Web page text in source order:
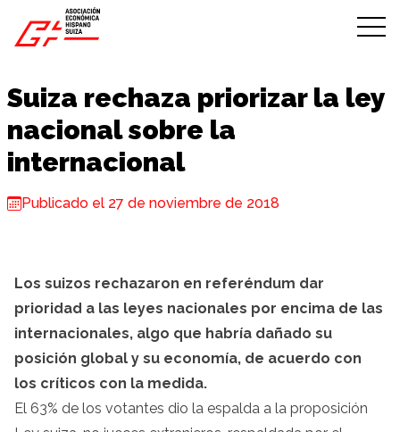
Skip to content
Suiza rechaza priorizar la ley
nacional sobre la
internacional
Publicado el 27 de noviembre de 2018
Los suizos rechazaron en referéndum dar
prioridad a las leyes nacionales por encima de las
internacionales, algo que habría dañado su
posición global y su economía, de acuerdo con
los críticos con la medida.
El 63% de los votantes dio la espalda a la proposición